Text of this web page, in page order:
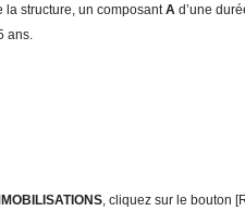
la structure, un composantA d’une
ans.
, cliquez sur le bouton